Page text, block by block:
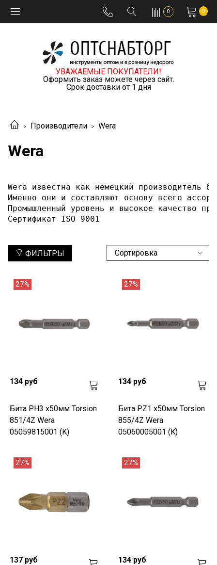
0 0
УВАЖАЕМЫЕ ПОКУПАТЕЛИ!
Оформить заказ можете через сайт.
Срок доставки от 1 дня
Производители Wera
Wera
Wera известна как немецкий производитель
Именно они и составляют основу всего
Промышленный уровень и высокое качество
Сертификат ISO 9001
ФИЛЬТРЫ
27%
134 руб
Бита PH3 х50мм Torsion
851/4Z Wera
05059815001 (K)
27%
134 руб
Бита PZ1 х50мм Torsion
855/4Z Wera
05060005001 (K)
27%
137 руб
27%
134 руб